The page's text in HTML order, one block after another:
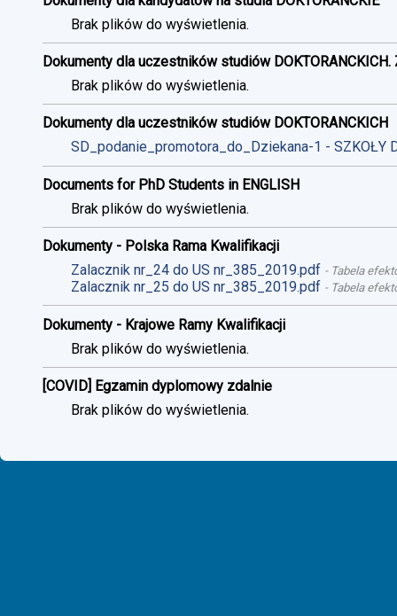
Brak plików do wyświetlenia.
Dokumenty dla uczestników studiów
Brak plików do wyświetlenia.
Dokumenty dla uczestników studiów DOKTORANCKICH
SD_podanie_promotora_do_Dziekana-1 - SZKOŁY
Documents for PhD Students in ENGLISH
Brak plików do wyświetlenia.
Dokumenty - Polska Rama Kwalifikacji
Zalacznik nr_24 do US nr_385_2019.pdf - Tabela
Zalacznik nr_25 do US nr_385_2019.pdf - Tabela
Dokumenty - Krajowe Ramy Kwalifikacji
Brak plików do wyświetlenia.
[COVID] Egzamin dyplomowy zdalnie
Brak plików do wyświetlenia.